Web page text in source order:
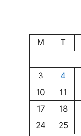
M
T
3
4
10
11
17
18
24
25